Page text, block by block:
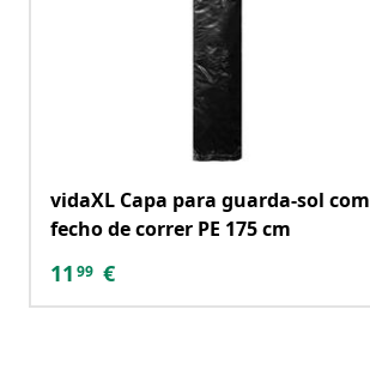
vidaXL Capa para guarda-sol com
fecho de correr PE 175 cm
11 99 €